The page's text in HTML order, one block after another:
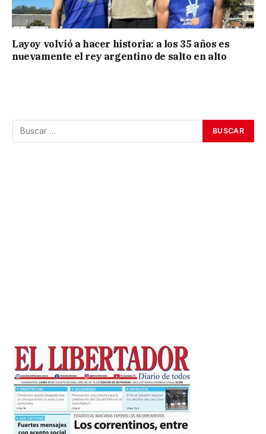
Layoy volvió a hacer historia: a los 35 años es
nuevamente el rey argentino de salto en alto